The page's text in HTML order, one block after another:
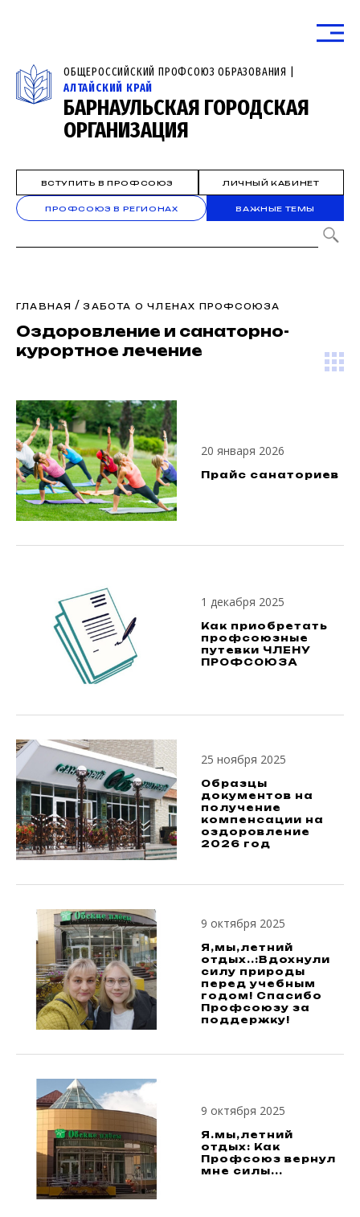
ОБЩЕРОССИЙСКИЙ ПРОФСОЮЗ ОБРАЗОВАНИЯ |
АЛТАЙСКИЙ КРАЙ
БАРНАУЛЬСКАЯ ГОРОДСКАЯ
ОРГАНИЗАЦИЯ
ВСТУПИТЬ В ПРОФСОЮЗ ЛИЧНЫЙ КАБИНЕТ
ПРОФСОЮЗ В РЕГИОНАХ ВАЖНЫЕ ТЕМЫ
ГЛАВНАЯ /ЗАБОТА О ЧЛЕНАХ ПРОФСОЮЗА
Оздоровление и санаторно-
курортное лечение
20 января 2026
Прайс санаториев
1 декабря 2025
Как приобретать
профсоюзные
путевки ЧЛЕНУ
ПРОФСОЮЗА
25 ноября 2025
Образцы
документов на
получение
компенсации на
оздоровление
2026 год
9 октября 2025
Я,мы,летний
отдых..:Вдохнули
силу природы
перед учебным
годом! Спасибо
Профсоюзу за
поддержку!
9 октября 2025
Я.мы,летний
отдых: Как
Профсоюз вернул
мне силы...